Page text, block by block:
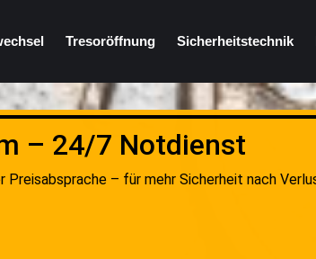
Tresoröffnung Sicherheitstechnik
– 24/7 Notdienst
– für mehr Sicherheit nach